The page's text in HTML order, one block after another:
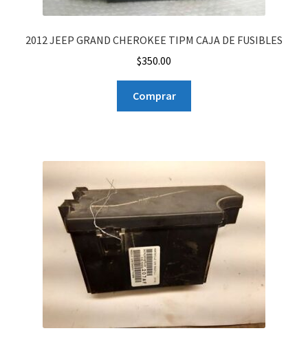
2012 JEEP GRAND CHEROKEE TIPM CAJA DE FUSIBLES
$350.00
Comprar